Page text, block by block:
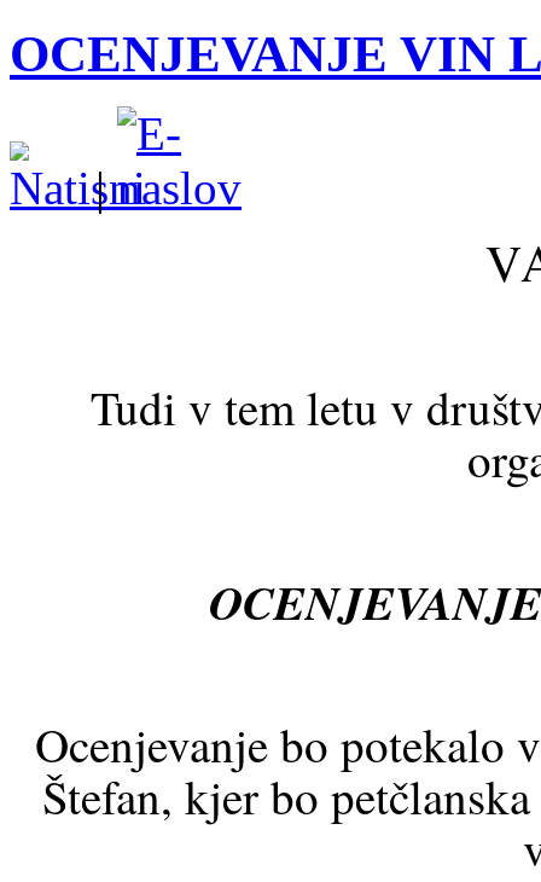
OCENJEVANJE VIN
|
Tudi v tem letu v
Ocenjevanje bo potekalo
Štefan, kjer bo